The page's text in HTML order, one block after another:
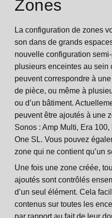
Zones
La configuration de zones
son dans de grands
nouvelle configuration
plusieurs enceintes au sein
peuvent correspondre à
de pièce, ou même à
ou d’un bâtiment.
peuvent être ajoutés à une
Sonos : Amp Multi, Era
One SL. Vous pouvez
zone qui ne contient qu’un
Une fois une zone créée,
ajoutés sont contrôlés
d’un seul élément. Cela
contenus sur toutes les
par rapport au fait de leur